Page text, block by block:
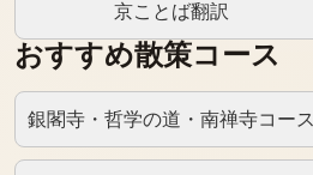
京ことば翻訳
おすすめ散策コース
銀閣寺・哲学の道・南禅寺コース